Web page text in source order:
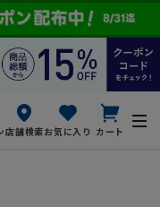
店舗検索お気に入り カート